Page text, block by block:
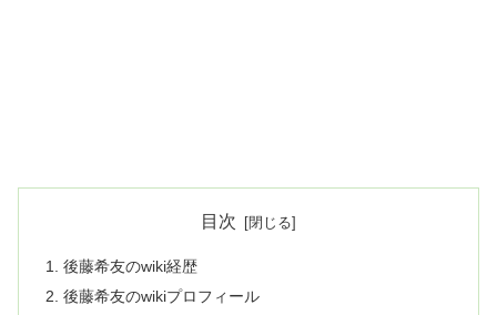
目次
後藤希友のwiki経歴
後藤希友のwikiプロフィール